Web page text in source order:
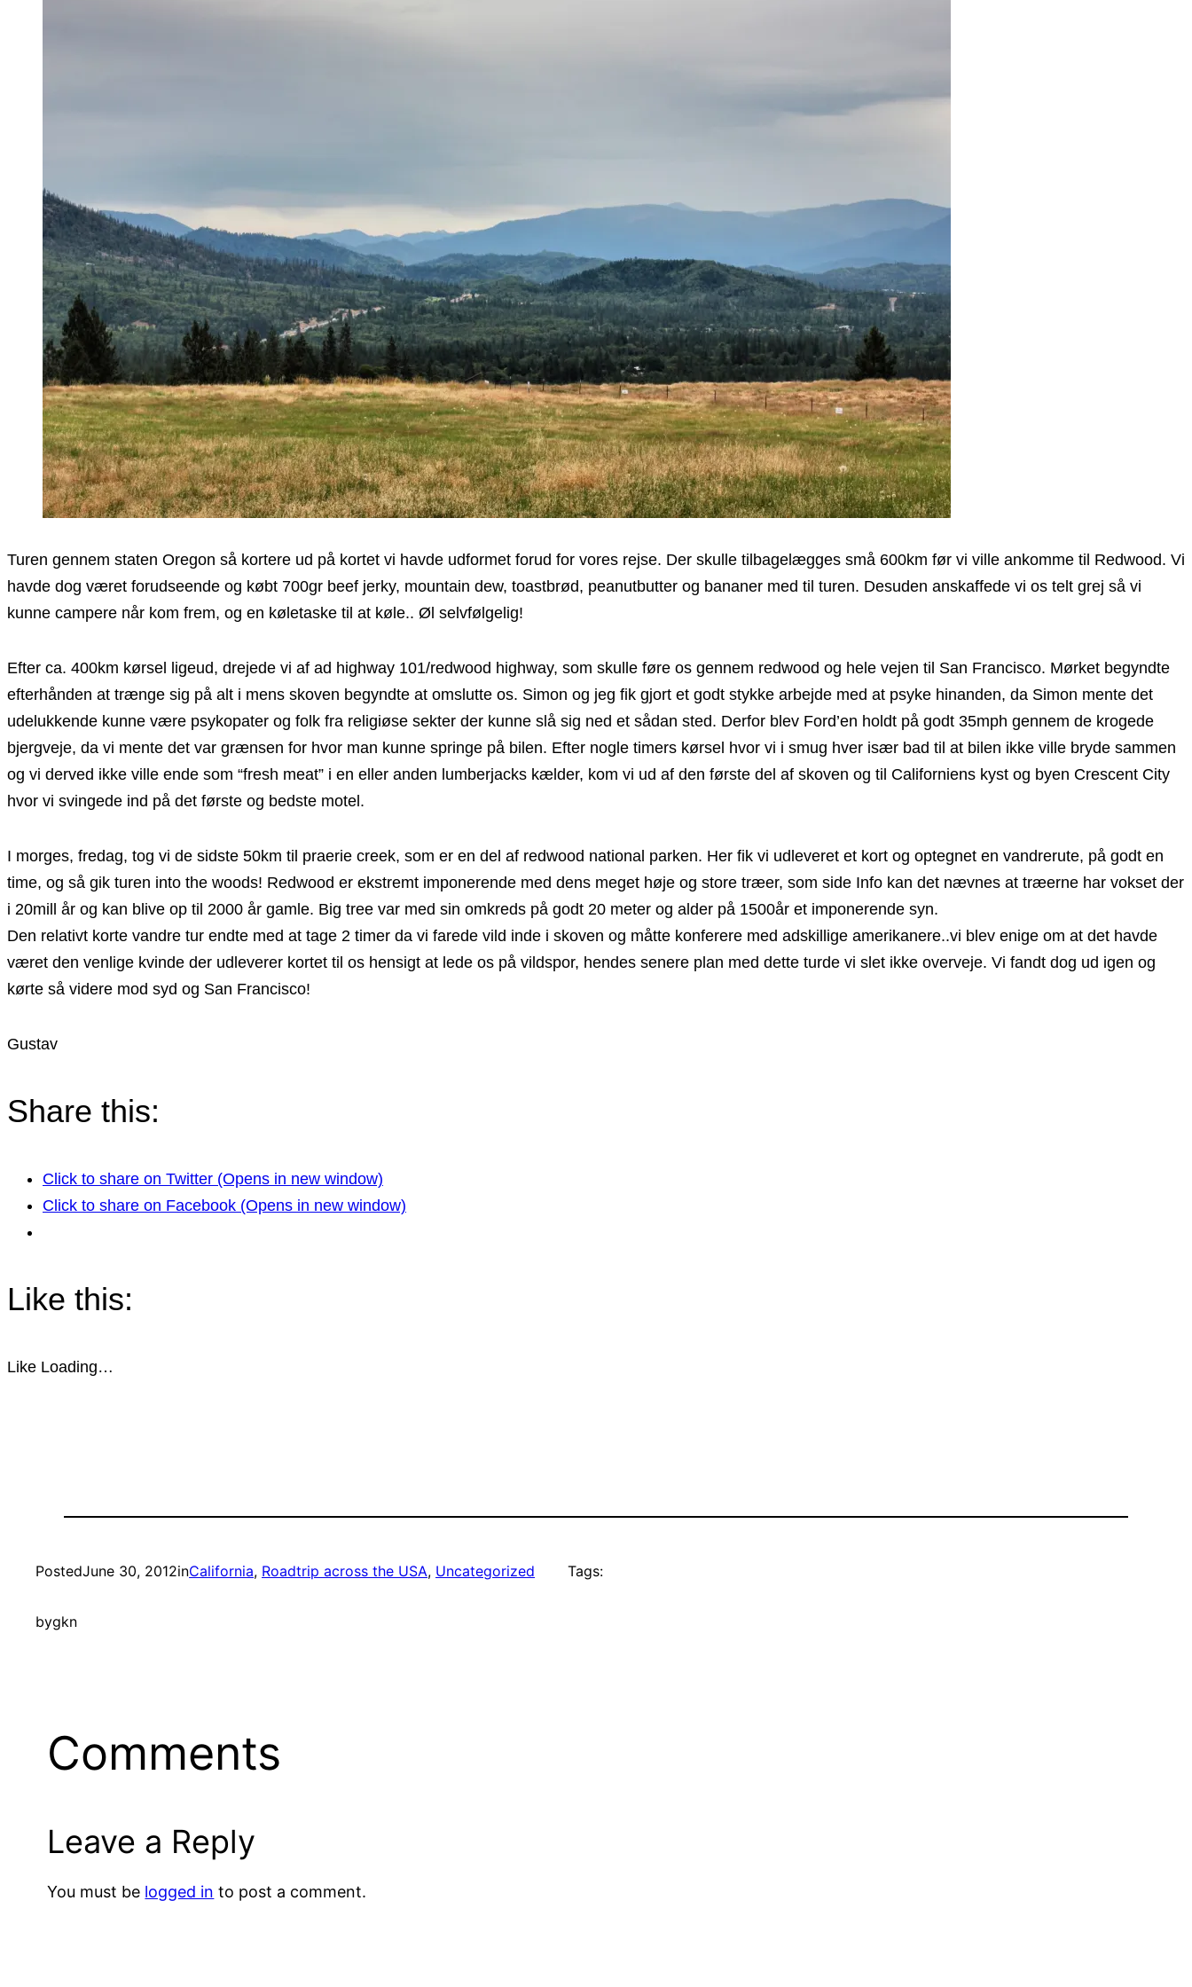
Turen gennem staten Oregon så kortere ud på kortet vi havde udformet forud for vores rejse. Der skulle tilbagelægges små 600km før vi ville ankomme til Redwood. Vi
havde dog været forudseende og købt 700gr beef jerky, mountain dew, toastbrød, peanutbutter og bananer med til turen. Desuden anskaffede vi os telt grej så vi
kunne campere når kom frem, og en køletaske til at køle.. Øl selvfølgelig!
Efter ca. 400km kørsel ligeud, drejede vi af ad highway 101/redwood highway, som skulle føre os gennem redwood og hele vejen til San Francisco. Mørket begyndte
efterhånden at trænge sig på alt i mens skoven begyndte at omslutte os. Simon og jeg fik gjort et godt stykke arbejde med at psyke hinanden, da Simon mente det
udelukkende kunne være psykopater og folk fra religiøse sekter der kunne slå sig ned et sådan sted. Derfor blev Ford’en holdt på godt 35mph gennem de krogede
bjergveje, da vi mente det var grænsen for hvor man kunne springe på bilen. Efter nogle timers kørsel hvor vi i smug hver især bad til at bilen ikke ville bryde sammen
og vi derved ikke ville ende som “fresh meat” i en eller anden lumberjacks kælder, kom vi ud af den første del af skoven og til Californiens kyst og byen Crescent City
hvor vi svingede ind på det første og bedste motel.
I morges, fredag, tog vi de sidste 50km til praerie creek, som er en del af redwood national parken. Her fik vi udleveret et kort og optegnet en vandrerute, på godt en
time, og så gik turen into the woods! Redwood er ekstremt imponerende med dens meget høje og store træer, som side Info kan det nævnes at træerne har vokset der
i 20mill år og kan blive op til 2000 år gamle. Big tree var med sin omkreds på godt 20 meter og alder på 1500år et imponerende syn.
Den relativt korte vandre tur endte med at tage 2 timer da vi farede vild inde i skoven og måtte konferere med adskillige amerikanere..vi blev enige om at det havde
været den venlige kvinde der udleverer kortet til os hensigt at lede os på vildspor, hendes senere plan med dette turde vi slet ikke overveje. Vi fandt dog ud igen og
kørte så videre mod syd og San Francisco!
Gustav
Share this:
Click to share on Twitter (Opens in new window)
Click to share on Facebook (Opens in new window)
Like this:
Like Loading…
PostedJune 30, 2012inCalifornia, Roadtrip across the USA, Uncategorized
bygkn
Tags:
Comments
Leave a Reply
You must be logged in to post a comment.